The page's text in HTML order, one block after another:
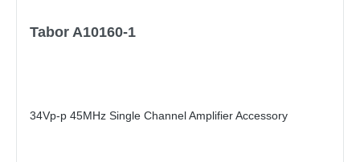
Tabor A10160-1
34Vp-p 45MHz Single Channel Amplifier Accessory